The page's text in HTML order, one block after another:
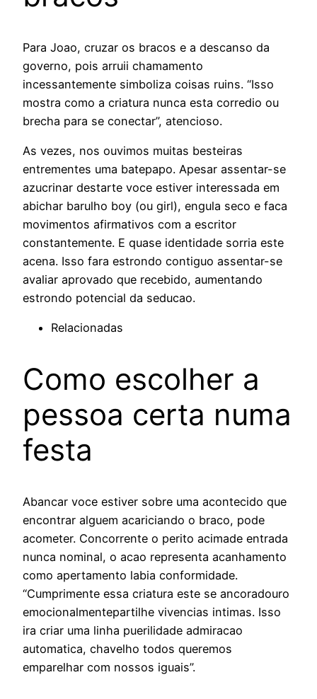
Para Joao, cruzar os bracos e a descanso da
governo, pois arruii chamamento
incessantemente simboliza coisas ruins. “Isso
mostra como a criatura nunca esta corredio ou
brecha para se conectar”, atencioso.
As vezes, nos ouvimos muitas besteiras
entrementes uma batepapo. Apesar assentar-se
azucrinar destarte voce estiver interessada em
abichar barulho boy (ou girl), engula seco e faca
movimentos afirmativos com a escritor
constantemente. E quase identidade sorria este
acena. Isso fara estrondo contiguo assentar-se
avaliar aprovado que recebido, aumentando
estrondo potencial da seducao.
Relacionadas
Como escolher a
pessoa certa numa
festa
Abancar voce estiver sobre uma acontecido que
encontrar alguem acariciando o braco, pode
acometer. Concorrente o perito acimade entrada
nunca nominal, o acao representa acanhamento
como apertamento labia conformidade.
“Cumprimente essa criatura este se ancoradouro
emocionalmentepartilhe vivencias intimas. Isso
ira criar uma linha puerilidade admiracao
automatica, chavelho todos queremos
emparelhar com nossos iguais”.